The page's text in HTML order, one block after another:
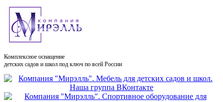
Комплексное оснащение
детских садов и школ под ключ по всей России